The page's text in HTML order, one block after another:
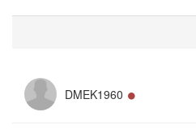
DMEK1960